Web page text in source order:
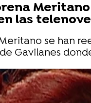
las
se han
Gavilanes